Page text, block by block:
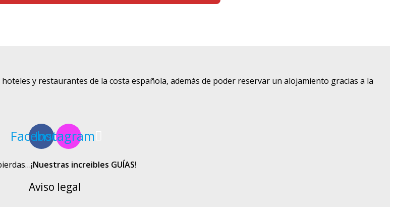
y restaurantes de la costa española, además de poder reservar un alojamiento gracias a la
Facebook
Instagram
¡Nuestras increibles GUÍAS!
Aviso legal